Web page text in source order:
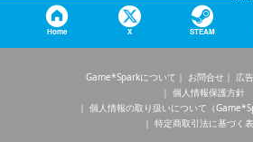
Home X STEAM
Game*Sparkについて お問合せ 広
個人情報保護方針
個人情報の取り扱いについて（
特定商取引法に基づく